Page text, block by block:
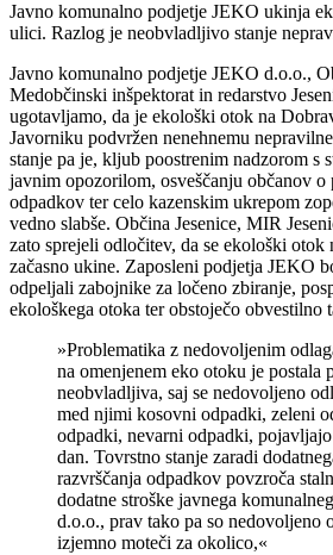
Javno komunalno podjetje JEKO ukinja
ulici. Razlog je neobvladljivo stanje
Javno komunalno podjetje JEKO d.o.o.,
Medobčinski inšpektorat in redarstvo
ugotavljamo, da je ekološki otok na
Javorniku podvržen nenehnemu
stanje pa je, kljub poostrenim nadzorom s
javnim opozorilom, osveščanju občanov o
odpadkov ter celo kazenskim ukrepom
vedno slabše. Občina Jesenice, MIR
zato sprejeli odločitev, da se ekološki
začasno ukine. Zaposleni podjetja JEKO
odpeljali zabojnike za ločeno zbiranje,
ekološkega otoka ter obstoječo obvestilno
»Problematika z nedovoljenim
na omenjenem eko otoku je postala
neobvladljiva, saj se nedovoljeno
med njimi kosovni odpadki, zeleni
odpadki, nevarni odpadki,
dan. Tovrstno stanje zaradi
razvrščanja odpadkov povzroča
dodatne stroške javnega
d.o.o., prav tako pa so nedovoljeno
izjemno moteči za okolico,«